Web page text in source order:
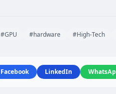
#GPU #hardware #High-Tech
Facebook LinkedIn